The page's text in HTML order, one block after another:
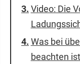
Video: Die
Was bei
beachten ist